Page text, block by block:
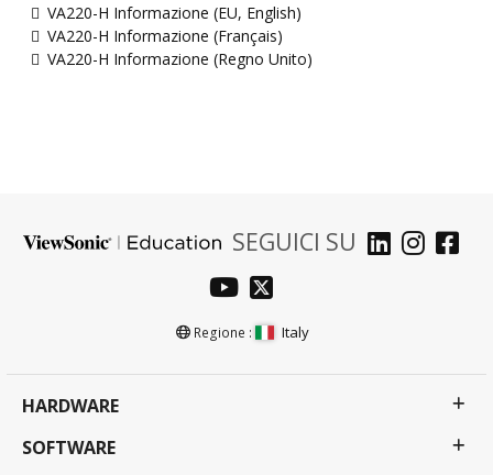
VA220-H Informazione (EU, English)
VA220-H Informazione (Français)
VA220-H Informazione (Regno Unito)
SEGUICI SU
Regione : Italy
HARDWARE
SOFTWARE